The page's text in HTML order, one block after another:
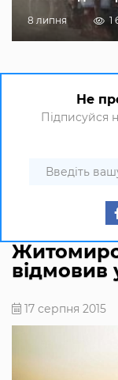
8 липня 1
Не
Підписуйся
відмовив
17 серпня 2015